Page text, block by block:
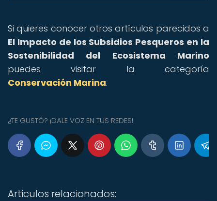
Si quieres conocer otros artículos parecidos a
El Impacto de los Subsidios Pesqueros en la
Sostenibilidad del Ecosistema Marino
puedes visitar la categoría
Conservación Marina.
¿TE GUSTÓ? ¡DALE VOZ EN TUS REDES!
Articulos relacionados: